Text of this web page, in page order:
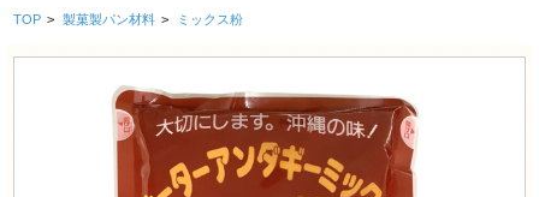
TOP > 製菓製パン材料 > ミックス粉